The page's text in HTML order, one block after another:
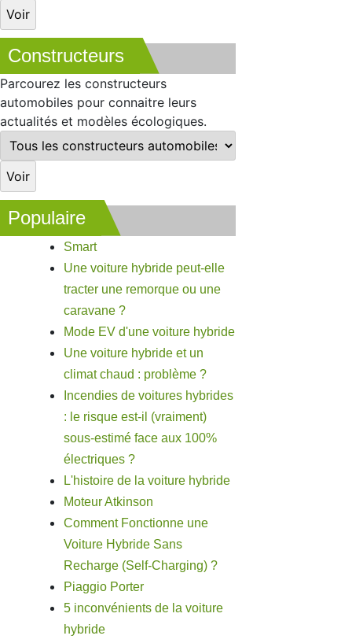
Constructeurs
Parcourez les constructeurs
automobiles pour connaitre leurs
actualités et modèles écologiques.
Populaire
Smart
Une voiture hybride peut-elle
tracter une remorque ou une
caravane ?
Mode EV d'une voiture hybride
Une voiture hybride et un
climat chaud : problème ?
Incendies de voitures hybrides
: le risque est-il (vraiment)
sous-estimé face aux 100%
électriques ?
L'histoire de la voiture hybride
Moteur Atkinson
Comment Fonctionne une
Voiture Hybride Sans
Recharge (Self-Charging) ?
Piaggio Porter
5 inconvénients de la voiture
hybride